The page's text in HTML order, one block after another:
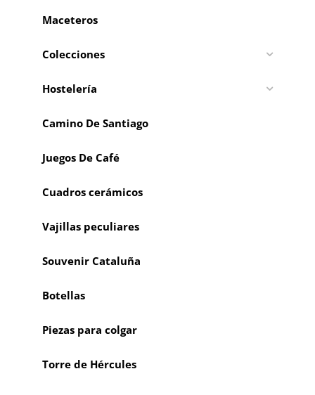
Maceteros
Colecciones
Hostelería
Camino De Santiago
Juegos De Café
Cuadros cerámicos
Vajillas peculiares
Souvenir Cataluña
Botellas
Piezas para colgar
Torre de Hércules